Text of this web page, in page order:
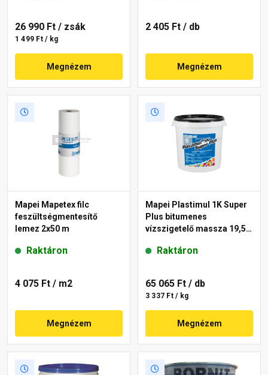
26 990 Ft / zsák
1 499 Ft / kg
Megnézem
2 405 Ft / db
Megnézem
Mapei Mapetex filc
feszültségmentesítő
lemez 2x50 m
Raktáron
4 075 Ft / m2
Megnézem
Mapei Plastimul 1K Super
Plus bitumenes
vízszigetelő massza 19,5
Raktáron
65 065 Ft / db
3 337 Ft / kg
Megnézem